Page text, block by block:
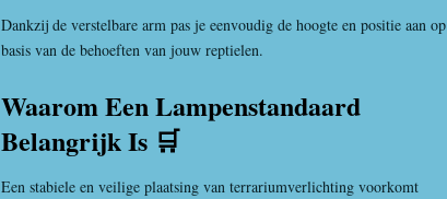
Dankzij de verstelbare arm pas je eenvoudig de hoogte en positie aan op
basis van de behoeften van jouw reptielen.
Waarom Een Lampenstandaard
Belangrijk Is 🛒
Een stabiele en veilige plaatsing van terrariumverlichting voorkomt